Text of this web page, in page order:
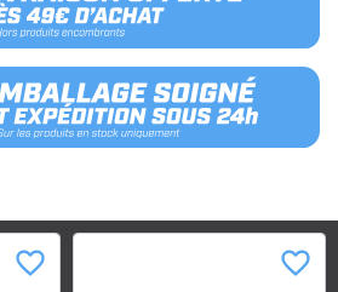
favorite_border favorite_border